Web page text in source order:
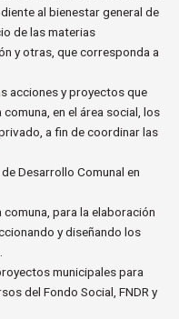
al bienestar general de
de las materias
y otras, que corresponda a
acciones y proyectos que
en el área social, los
a fin de coordinar las
Desarrollo Comunal en
para la elaboración
y diseñando los
municipales para
del Fondo Social, FNDR y